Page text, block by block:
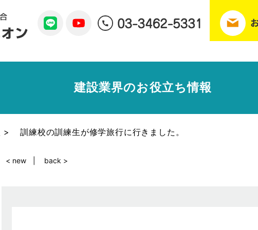
建設業界のお役立ち情報
訓練校の訓練生が修学旅行に行きました。
< new back >